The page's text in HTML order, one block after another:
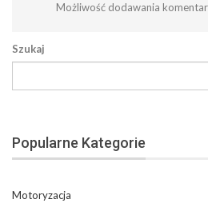
Możliwość dodawania
Szukaj
Popularne Kategorie
Motoryzacja